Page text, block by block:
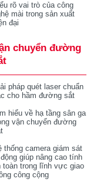
rõ vai trò của công
mài trong sản xuất
đại
chuyển đường
pháp quét laser chuẩn
cho hầm đường sắt
hiểu về hạ tầng sân ga
vận chuyển đường
thống camera giám sát
giúp nâng cao tính
toàn trong lĩnh vực giao
công cộng